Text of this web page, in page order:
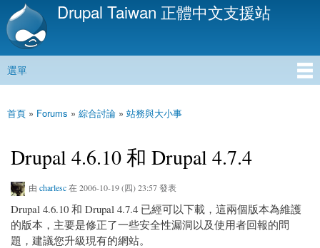
移
內
Drupal Taiwan 正體中文支援站
主選單
選單
您在這裡
首頁 » Forums » 綜合討論 » 站務與大小事
Drupal 4.6.10 和 Drupal 4.7.4
由 charlesc在 2006-10-19 (四) 23:57 發表
Drupal 4.6.10 和 Drupal 4.7.4 已經可以下載，這兩個版本為維護
的版本，主要是修正了一些安全性漏洞以及使用者回報的問
題，建議您升級現有的網站。